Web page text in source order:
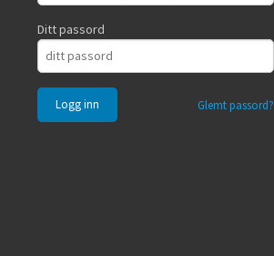
Ditt passord
Glemt passord?